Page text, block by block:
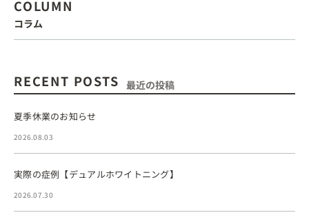
COLUMN
コラム
RECENT POSTS 最近の投稿
夏季休業のお知らせ
2026.08.03
実際の症例【デュアルホワイトニング】
2026.07.30